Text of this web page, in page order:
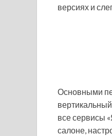
версиях и
Основными
все сервисы
салоне,